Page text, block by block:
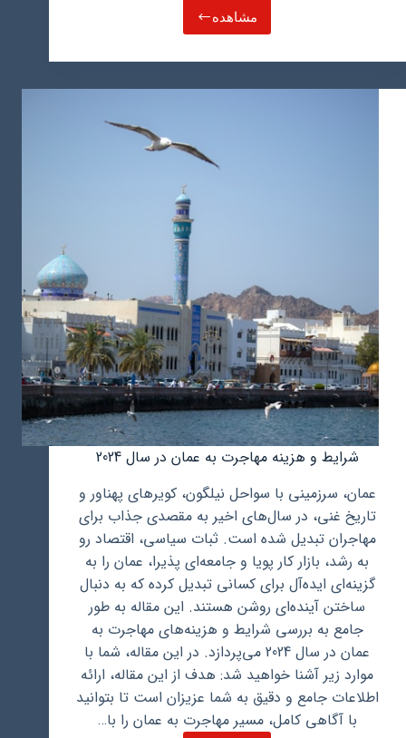
مشاهدهاستخدام
تاکسی
عمان:
شرایط و هزینه مهاجرت به عمان در سال 2024
عمان، سرزمینی با سواحل نیلگون، کویرهای پهناور و
تاریخ غنی، در سال‌های اخیر به مقصدی جذاب برای
مهاجران تبدیل شده است. ثبات سیاسی، اقتصاد رو
به ‌رشد، بازار کار پویا و جامعه‌ای پذیرا، عمان را به
گزینه‌ای ایده‌آل برای کسانی تبدیل کرده که به دنبال
ساختن آینده‌ای روشن هستند. این مقاله به طور
جامع به بررسی شرایط و هزینه‌های مهاجرت به
عمان در سال 2024 می‌پردازد. در این مقاله، شما با
موارد زیر آشنا خواهید شد: هدف از این مقاله، ارائه
اطلاعات جامع و دقیق به شما عزیزان است تا بتوانید
با آگاهی کامل، مسیر مهاجرت به عمان را با…